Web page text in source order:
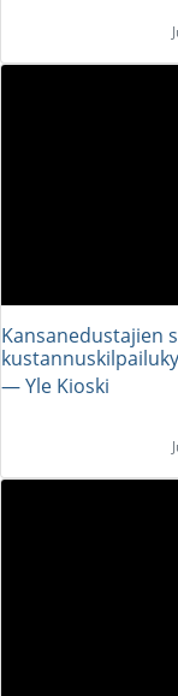
Kansanedustajien
― Yle Kioski